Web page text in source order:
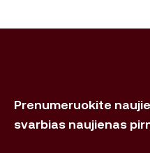
Prenumeruokite
svarbias naujienas